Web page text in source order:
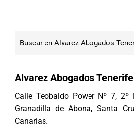
Alvarez Abogados Tenerife
Calle Teobaldo Power Nº 7, 2º
Granadilla de Abona, Santa
Canarias.